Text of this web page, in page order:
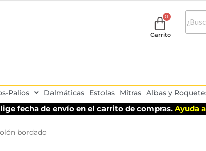
Carrito
Palios Dalmáticas Estolas Mitras Albas y
fecha de envío en el carrito de compras. Ayuda
bordado